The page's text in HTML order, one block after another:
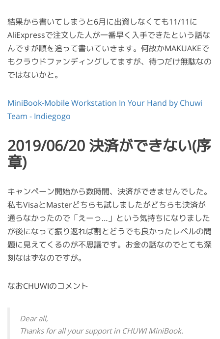
結果から書いてしまうと6月に出資しなくても11/11に
AliExpressで注文した人が一番早く入手できたという話な
んですが順を追って書いていきます。何故かMAKUAKEで
もクラウドファンディングしてますが、待つだけ無駄なの
ではないかと。
MiniBook-Mobile Workstation In Your Hand by Chuwi
Team - Indiegogo
2019/06/20 決済ができない(序
章)
キャンペーン開始から数時間、決済ができませんでした。
私もVisaとMasterどちらも試しましたがどちらも決済が
通らなかったので「えーっ…」という気持ちになりました
が後になって振り返れば割とどうでも良かったレベルの問
題に見えてくるのが不思議です。お金の話なのでとても深
刻なはずなのですが。
なおCHUWIのコメント
Dear all,
Thanks for all your support in CHUWI MiniBook.